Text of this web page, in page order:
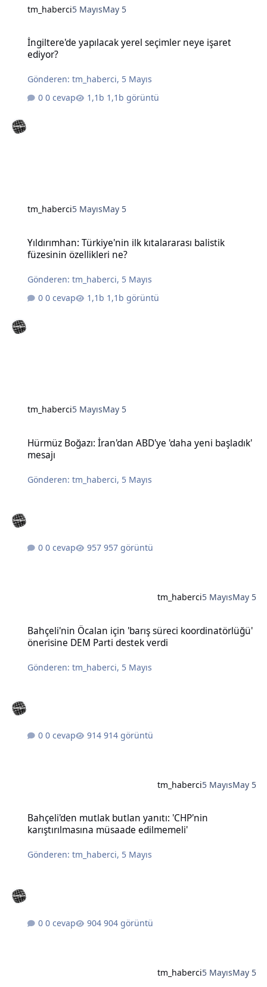
tm_haberci5 MayısMay 5
İngiltere'de yapılacak yerel seçimler neye işaret
ediyor?
Gönderen:tm_haberci, 5 Mayıs
0 cevap
1,1b görüntü
tm_haberci5 MayısMay 5
Yıldırımhan: Türkiye'nin ilk kıtalararası balistik
füzesinin özellikleri ne?
Gönderen:tm_haberci, 5 Mayıs
0 cevap
1,1b görüntü
tm_haberci5 MayısMay 5
Hürmüz Boğazı: İran'dan ABD'ye 'daha yeni başladık'
mesajı
Gönderen:tm_haberci, 5 Mayıs
0 cevap 957 görüntü
tm_haberci5 MayısMay 5
Bahçeli'nin Öcalan için 'barış süreci koordinatörlüğü'
önerisine DEM Parti destek verdi
Gönderen:tm_haberci, 5 Mayıs
0 cevap 914 görüntü
tm_haberci5 MayısMay 5
Bahçeli'den mutlak butlan yanıtı: 'CHP'nin
karıştırılmasına müsaade edilmemeli'
Gönderen:tm_haberci, 5 Mayıs
0 cevap 904 görüntü
tm_haberci5 MayısMay 5